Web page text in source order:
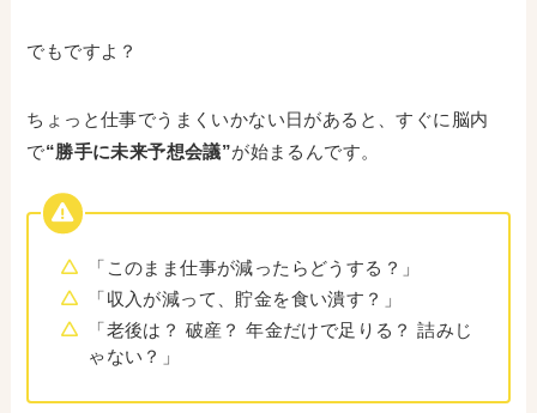
でもですよ？
ちょっと仕事でうまくいかない日があると、すぐに脳内
で“勝手に未来予想会議”が始まるんです。
「このまま仕事が減ったらどうする？」
「収入が減って、貯金を食い潰す？」
「老後は？ 破産？ 年金だけで足りる？ 詰みじ
ゃない？」